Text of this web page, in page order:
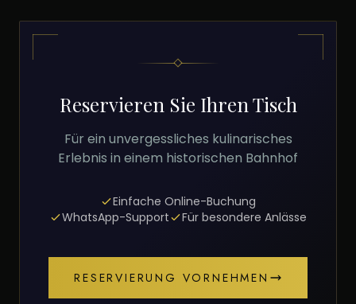
Reservieren Sie Ihren Tisch
Für ein unvergessliches kulinarisches
Erlebnis in einem historischen Bahnhof
Einfache Online-Buchung
WhatsApp-Support
Für besondere Anlässe
RESERVIERUNG VORNEHMEN